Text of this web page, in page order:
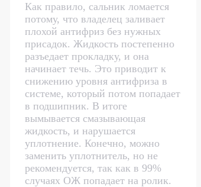
Как правило, сальник ломается
потому, что владелец заливает
плохой антифриз без нужных
присадок. Жидкость постепенно
разъедает прокладку, и она
начинает течь. Это приводит к
снижению уровня антифриза в
системе, который потом попадает
в подшипник. В итоге
вымывается смазывающая
жидкость, и нарушается
уплотнение. Конечно, можно
заменить уплотнитель, но не
рекомендуется, так как в 99%
случаях ОЖ попадает на ролик.